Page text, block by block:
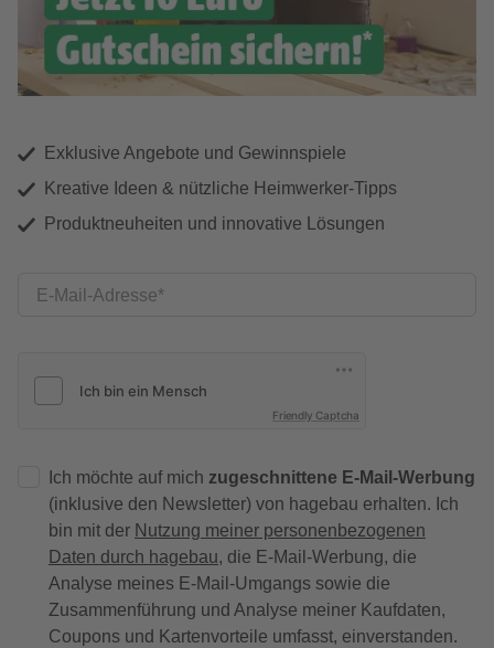
Exklusive Angebote und Gewinnspiele
Kreative Ideen & nützliche Heimwerker-Tipps
Produktneuheiten und innovative Lösungen
E-Mail-Adresse
Friendly Captcha
Ich möchte auf mich zugeschnittene E-Mail-Werbung
(inklusive den Newsletter) von hagebau erhalten. Ich
bin mit der Nutzung meiner personenbezogenen
Daten durch hagebau, die E-Mail-Werbung, die
Analyse meines E-Mail-Umgangs sowie die
Zusammenführung und Analyse meiner Kaufdaten,
Coupons und Kartenvorteile umfasst, einverstanden.